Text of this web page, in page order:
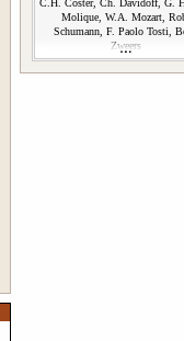
C.H. Coster, Ch. Davidoff, G.
Molique, W.A. Mozart,
Schumann, F. Paolo Tosti,
Zweers